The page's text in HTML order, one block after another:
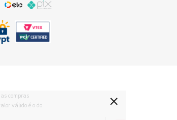
compras
válido é o do
×